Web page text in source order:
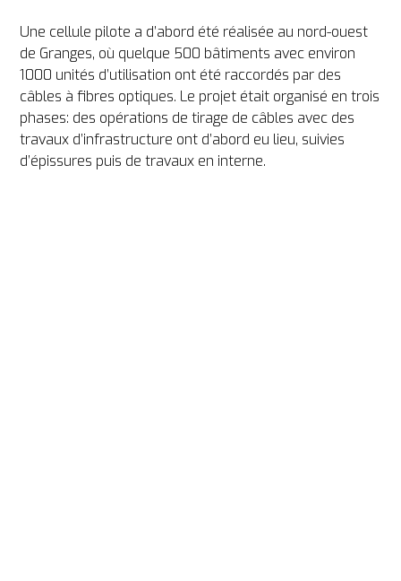
Une cellule pilote a d’abord été réalisée au nord-ouest
de Granges, où quelque 500 bâtiments avec environ
1000 unités d’utilisation ont été raccordés par des
câbles à fibres optiques. Le projet était organisé en trois
phases: des opérations de tirage de câbles avec des
travaux d’infrastructure ont d’abord eu lieu, suivies
d’épissures puis de travaux en interne.